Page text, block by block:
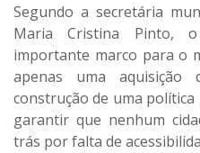
Segundo a secretária
Maria Cristina Pinto,
importante marco para o
apenas uma aquisição
construção de uma
garantir que nenhum
trás por falta de